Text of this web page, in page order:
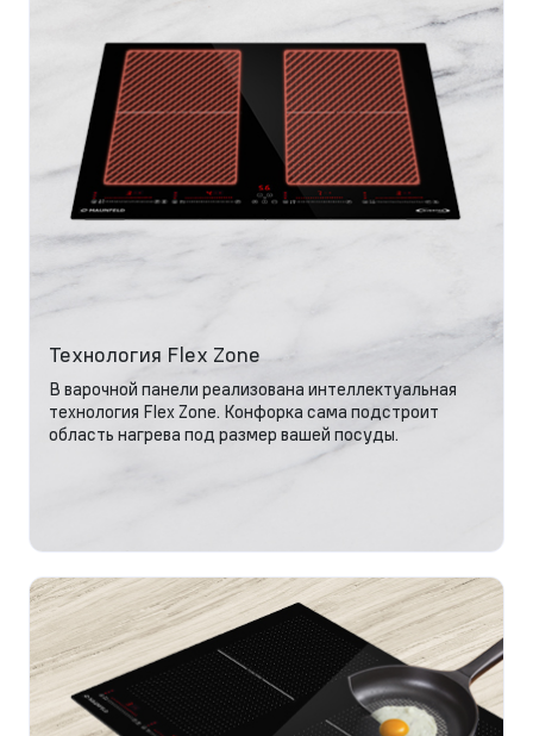
Технология Flex Zone
В варочной панели реализована интеллектуальная
технология Flex Zone. Конфорка сама подстроит
область нагрева под размер вашей посуды.